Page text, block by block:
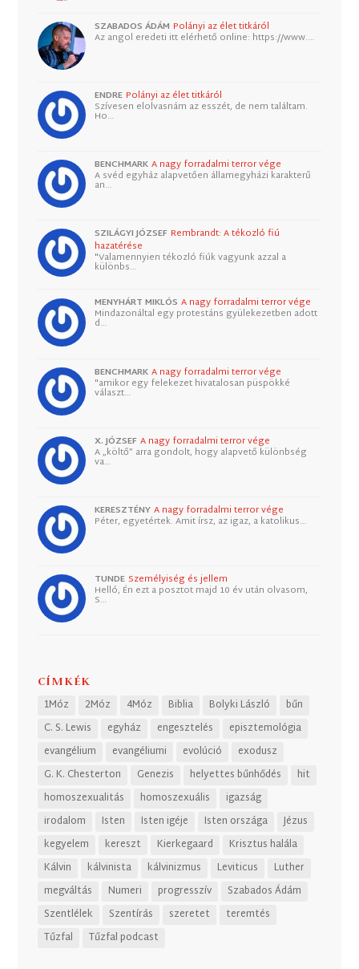
SZABADOS ÁDÁM Polányi az élet titkáról
Az angol eredeti itt elérhető online: https://www.…
ENDRE Polányi az élet titkáról
Szívesen elolvasnám az esszét, de nem találtam.
Ho…
BENCHMARK A nagy forradalmi terror vége
A svéd egyház alapvetően államegyházi karakterű
an…
SZILÁGYI JÓZSEF Rembrandt: A tékozló fiú
hazatérése
"Valamennyien tékozló fiúk vagyunk azzal a
különbs…
MENYHÁRT MIKLÓS A nagy forradalmi terror vége
Mindazonáltal egy protestáns gyülekezetben adott
d…
BENCHMARK A nagy forradalmi terror vége
"amikor egy felekezet hivatalosan püspökké
választ…
X. JÓZSEF A nagy forradalmi terror vége
A „költő” arra gondolt, hogy alapvető különbség
va…
KERESZTÉNY A nagy forradalmi terror vége
Péter, egyetértek. Amit írsz, az igaz, a katolikus…
TUNDE Személyiség és jellem
Helló, Én ezt a posztot majd 10 év után olvasom,
S…
CÍMKÉK
1Móz 2Móz 4Móz Biblia Bolyki László
bűn
C. S. Lewis
egyház engesztelés
episztemológia
evangélium
evangéliumi evolúció
exodusz
G. K. Chesterton
Genezis helyettes bűnhődés
hit
homoszexualitás
homoszexuális
igazság
irodalom
Isten Isten igéje Isten országa
Jézus
kegyelem
kereszt Kierkegaard
Krisztus halála
Kálvin
kálvinista kálvinizmus Leviticus
Luther
megváltás
Numeri progresszív
Szabados Ádám
Szentlélek
Szentírás szeretet
teremtés
Tűzfal
Tűzfal podcast